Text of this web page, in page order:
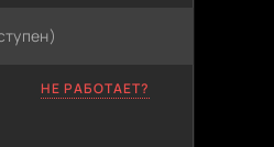
НЕ РАБОТАЕТ?